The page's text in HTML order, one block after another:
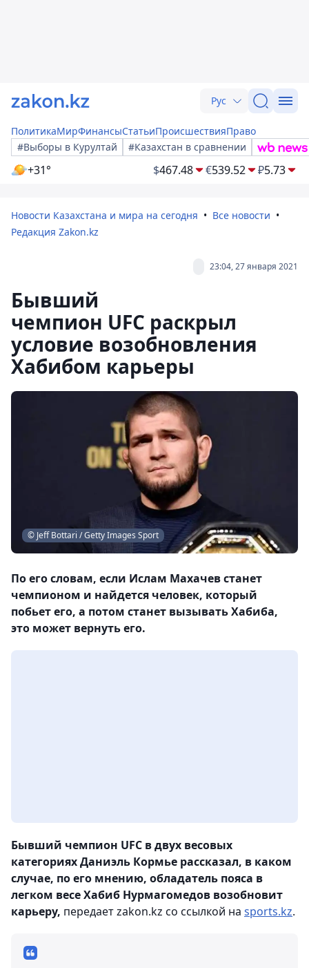
Рус
ПолитикаМирФинансыСтатьиПроисшествияПраво
#Выборы в Курултай
#Казахстан в сравнении
+31° $467.48 €539.52 ₽5.73
Новости Казахстана и мира на сегодня
Все новости
Редакция Zakon.kz
23:04, 27 января 2021
Бывший
чемпион UFC раскрыл
условие возобновления
Хабибом карьеры
© Jeff Bottari / Getty Images Sport
По его словам, если Ислам Махачев станет
чемпионом и найдется человек, который
побьет его, а потом станет вызывать Хабиба,
это может вернуть его.
Бывший чемпион UFC в двух весовых
категориях Даниэль Кормье рассказал, в каком
случае, по его мнению, обладатель пояса в
легком весе Хабиб Нурмагомедов возобновит
карьеру, передает zakon.kz со ссылкой на sports.kz.